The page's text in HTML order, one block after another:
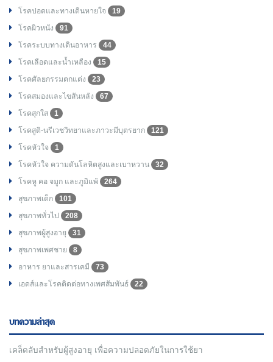
โรคปอดและทางเดินหายใจ
19
โรคผิวหนัง
91
โรคระบบทางเดินอาหาร
44
โรคเลือดและน้ำเหลือง
15
โรคศัลยกรรมตกแต่ง
23
โรคสมองและไขสันหลัง
67
โรคสุกใส
1
โรคสูติ-นรีเวชวิทยาและภาวะมีบุตรยาก
121
โรคหัวใจ
1
โรคหัวใจ ความดันโลหิตสูงและเบาหวาน
32
โรคหู คอ จมูก และภูมิแพ้
264
สุขภาพเด็ก
101
สุขภาพทั่วไป
208
สุขภาพผู้สูงอายุ
31
สุขภาพเพศชาย
8
อาหาร ยาและสารเคมี
73
เอดส์และโรคติดต่อทางเพศสัมพันธ์
22
บทความล่าสุด
เคล็ดลับสำหรับผู้สูงอายุ เพื่อความปลอดภัยในการใช้ยา